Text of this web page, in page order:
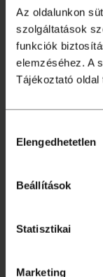
Az oldalunkon
szolgáltatások
funkciók
elemzéséhez. A
Tájékoztató oldal
kiválasztása
Elengedhetetlen
Beállítások
Statisztikai
Marketing